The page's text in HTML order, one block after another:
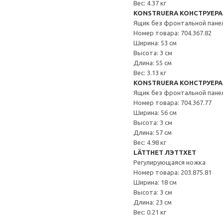
Вес: 4.37 кг
KONSTRUERA КОНСТРУЕРА
Ящик без фронтальной
Номер товара: 704.367.82
Ширина: 53 см
Высота: 3 см
Длина: 55 см
Вес: 3.13 кг
KONSTRUERA КОНСТРУЕРА
Ящик без фронтальной
Номер товара: 704.367.77
Ширина: 56 см
Высота: 3 см
Длина: 57 см
Вес: 4.98 кг
LÄTTHET ЛЭТТХЕТ
Регулирующаяся ножка
Номер товара: 203.875.81
Ширина: 18 см
Высота: 3 см
Длина: 23 см
Вес: 0.21 кг